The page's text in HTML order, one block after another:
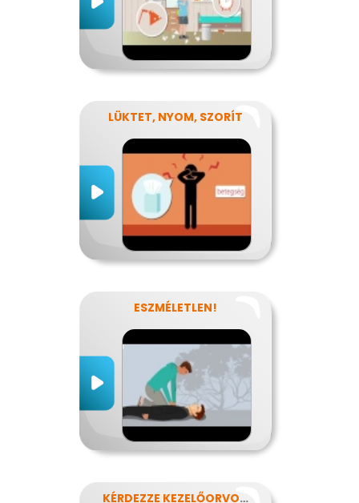
LÜKTET, NYOM, SZORÍT
ESZMÉLETLEN!
KÉRDEZZE KEZELŐORVOSÁT?